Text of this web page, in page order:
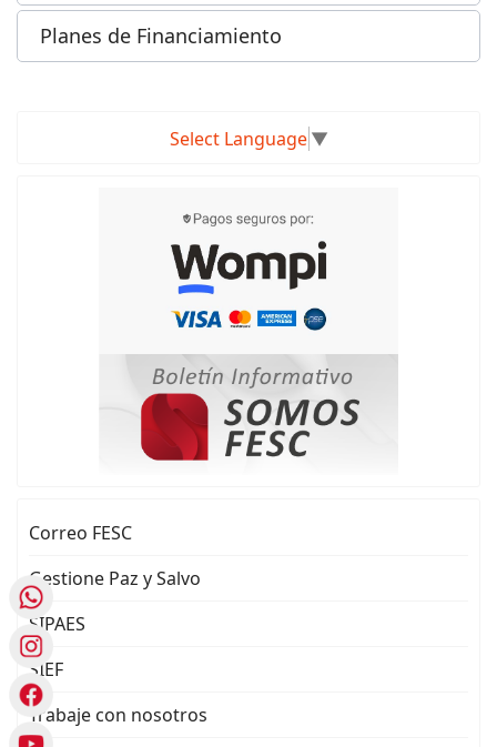
Planes de Financiamiento
Select Language▼
Correo FESC
Gestione Paz y Salvo
SIPAES
SIEF
Trabaje con nosotros